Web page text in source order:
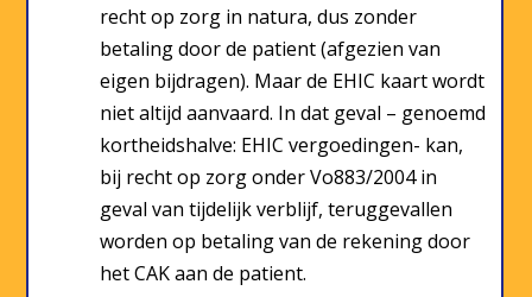
recht op zorg in natura, dus zonder
betaling door de patient (afgezien van
eigen bijdragen). Maar de EHIC kaart wordt
niet altijd aanvaard. In dat geval – genoemd
kortheidshalve: EHIC vergoedingen- kan,
bij recht op zorg onder Vo883/2004 in
geval van tijdelijk verblijf, teruggevallen
worden op betaling van de rekening door
het CAK aan de patient.